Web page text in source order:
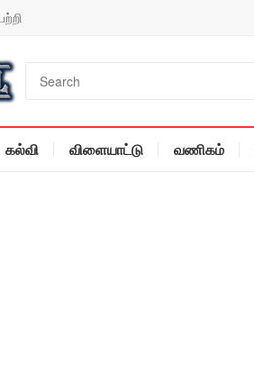
கல்வி விளையாட்டு வணிகம்